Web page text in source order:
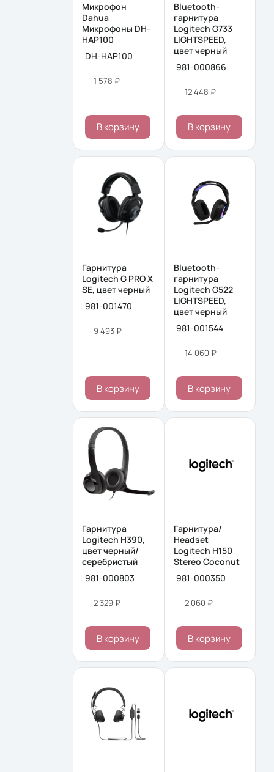
Микрофон
Dahua
Микрофоны DH-
HAP100
DH-HAP100
1 578 ₽
В корзину
Bluetooth-
гарнитура
Logitech G733
LIGHTSPEED,
цвет черный
981-000866
12 448 ₽
В корзину
Гарнитура
Logitech G PRO X
SE, цвет черный
981-001470
9 493 ₽
В корзину
Bluetooth-
гарнитура
Logitech G522
LIGHTSPEED,
цвет черный
981-001544
14 060 ₽
В корзину
Гарнитура
Logitech H390,
цвет черный/
серебристый
981-000803
2 329 ₽
В корзину
Гарнитура/
Headset
Logitech H150
Stereo Coconut
981-000350
2 060 ₽
В корзину